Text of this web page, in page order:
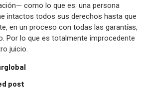
como lo que es: una persona
intactos todos sus derechos hasta que
en un proceso con todas las garantías,
Por lo que es totalmente improcedente
juicio.
post